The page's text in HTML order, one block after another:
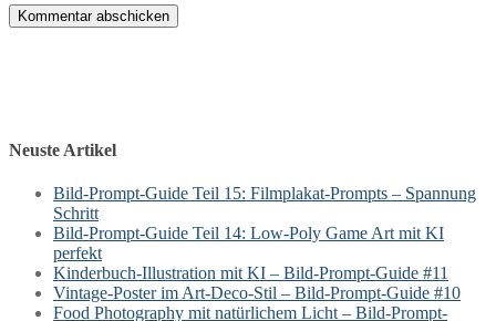
Neuste Artikel
Bild-Prompt-Guide Teil 15: Filmplakat-Prompts – Spannung
Schritt
Bild-Prompt-Guide Teil 14: Low-Poly Game Art mit KI
perfekt
Kinderbuch-Illustration mit KI – Bild-Prompt-Guide #11
Vintage-Poster im Art-Deco-Stil – Bild-Prompt-Guide #10
Food Photography mit natürlichem Licht – Bild-Prompt-